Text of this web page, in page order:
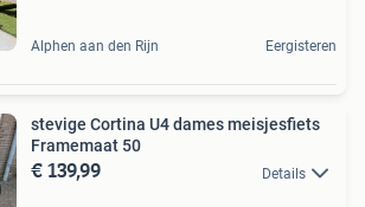
Alphen aan den Rijn Eergisteren
stevige Cortina U4 dames meisjesfiets
Framemaat 50
€ 139,99 Details